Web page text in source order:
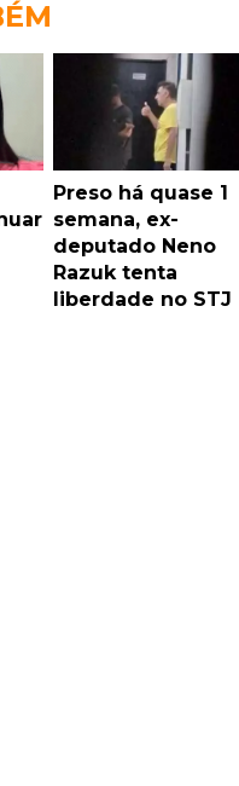
Preso há quase 1
semana, ex-
deputado Neno
Razuk tenta
liberdade no STJ